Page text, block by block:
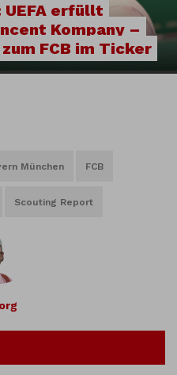
UEFA erfüllt
Kompany –
FCB im Ticker
München FCB
Scouting Report